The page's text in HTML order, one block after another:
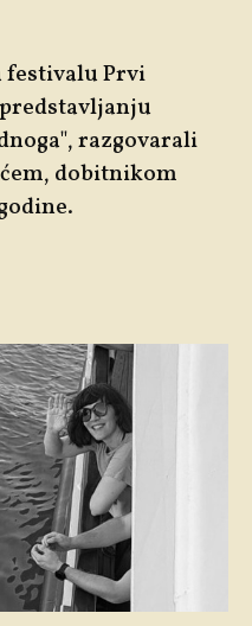
festivalu Prvi
razgovarali
dobitnikom